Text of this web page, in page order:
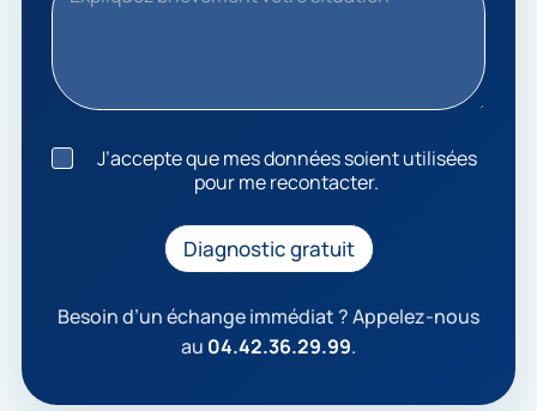
J
’
e
J’accepte que mes données soient utilisées
pour me recontacter.
Diagnostic gratuit
Besoin d’un échange immédiat ? Appelez-nous
au 04.42.36.29.99.